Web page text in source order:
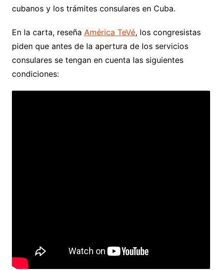
cubanos y los trámites consulares en Cuba.
En la carta, reseña América TeVé, los congresistas
piden que antes de la apertura de los servicios
consulares se tengan en cuenta las siguientes
condiciones: